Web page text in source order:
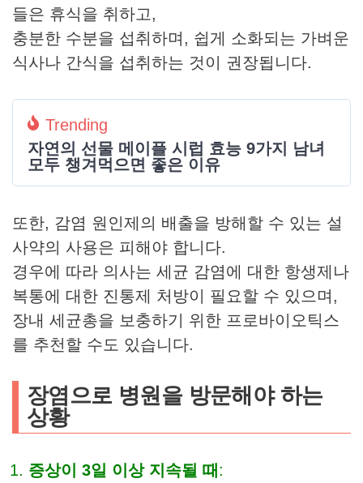
들은 휴식을 취하고,
충분한 수분을 섭취하며, 쉽게 소화되는 가벼운
식사나 간식을 섭취하는 것이 권장됩니다.
Trending
자연의 선물 메이플 시럽 효능 9가지 남녀
모두 챙겨먹으면 좋은 이유
또한, 감염 원인제의 배출을 방해할 수 있는 설
사약의 사용은 피해야 합니다.
경우에 따라 의사는 세균 감염에 대한 항생제나
복통에 대한 진통제 처방이 필요할 수 있으며,
장내 세균총을 보충하기 위한 프로바이오틱스
를 추천할 수도 있습니다.
장염으로 병원을 방문해야 하는
상황
증상이 3일 이상 지속될 때 :